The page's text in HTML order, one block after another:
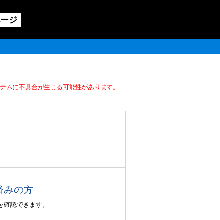
ジ
に不具合が生じる可能性があります。
みの方
認できます。